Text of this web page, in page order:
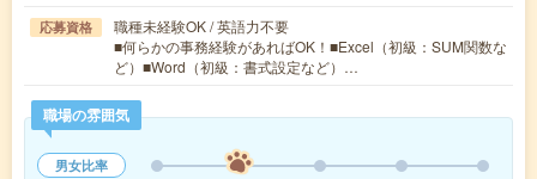
応募資格
職種未経験OK / 英語力不要
■何らかの事務経験があればOK！■Excel（初級：SUM関数な
ど）■Word（初級：書式設定など）…
職場の雰囲気
男女比率